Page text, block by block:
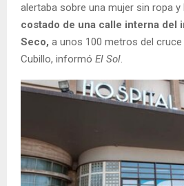
alertaba sobre una mujer sin ropa y
costado de una calle interna del
Seco, a unos 100 metros del
Cubillo, informó El Sol.